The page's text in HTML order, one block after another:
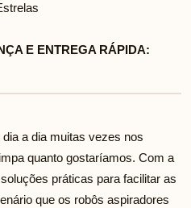
E ENTREGA RÁPIDA:
a dia muitas vezes nos
quanto gostaríamos. Com a
práticas para facilitar as
que os robôs aspiradores